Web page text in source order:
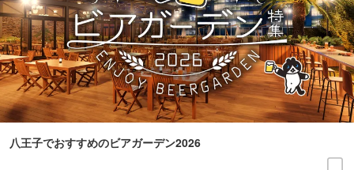
八王子でおすすめのビアガーデン2026